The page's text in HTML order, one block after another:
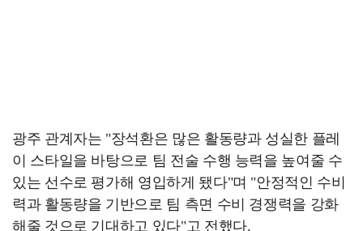
광주 관계자는 "장석환은 많은 활동량과 성실한 플레
이 스타일을 바탕으로 팀 전술 수행 능력을 높여줄 수
있는 선수로 평가해 영입하게 됐다"며 "안정적인 수비
력과 활동량을 기반으로 팀 측면 수비 경쟁력을 강화
해줄 것으로 기대하고 있다"고 전했다.